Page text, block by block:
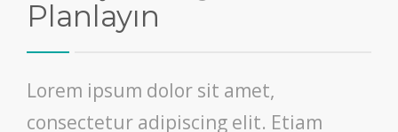
Planlayın
Lorem ipsum dolor sit amet,
consectetur adipiscing elit. Etiam